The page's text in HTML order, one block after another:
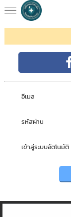
อีเมล
รหัสผ่าน
เข้าสู่ระบบอัตโนมัติ